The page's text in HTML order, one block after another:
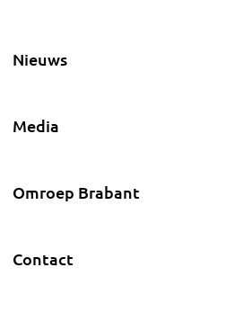
Nieuws
Media
Omroep Brabant
Contact